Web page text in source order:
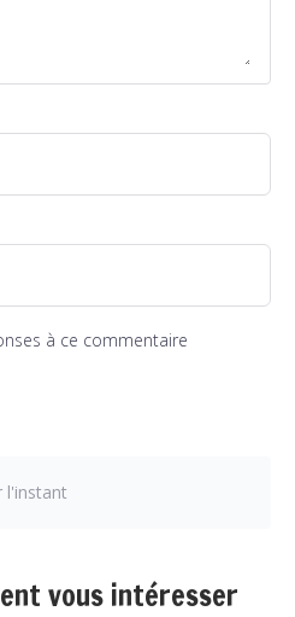
à ce commentaire
l'instant
vous intéresser